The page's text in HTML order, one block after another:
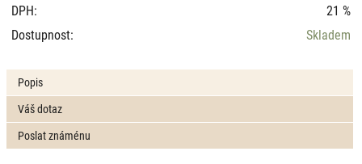
DPH:
21 %
Dostupnost:
Skladem
Popis
Váš dotaz
Poslat známénu